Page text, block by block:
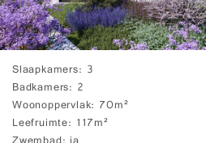
Slaapkamers 3
Badkamers 2
Woonoppervlak 70m²
Leefruimte 117m²